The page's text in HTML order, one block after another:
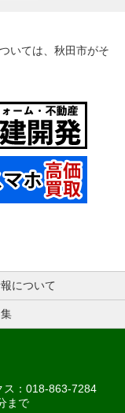
いては、秋田市がそ
について
：018-863-7284
まで